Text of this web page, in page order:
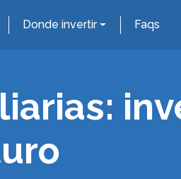
Donde invertir Faqs